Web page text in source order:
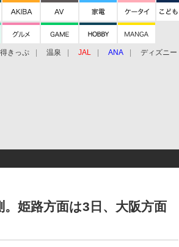
きっぷ 温泉 JAL ANA ディズニー
姫路方面は3日、大阪方面